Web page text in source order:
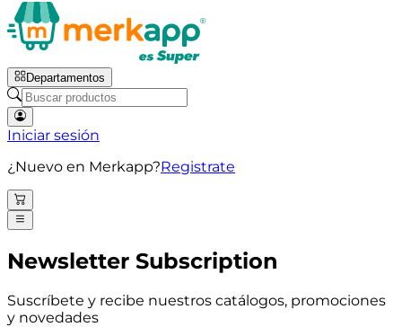
Departamentos
Iniciar sesión
¿Nuevo en Merkapp?Registrate
Newsletter Subscription
Suscríbete y recibe nuestros catálogos, promociones
y novedades